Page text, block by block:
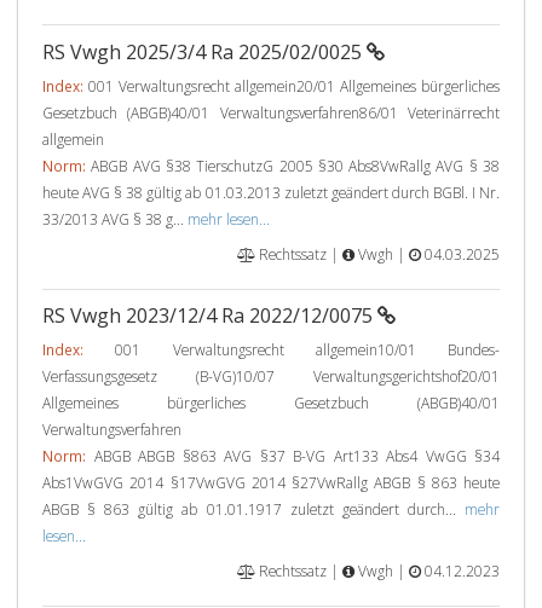
RS Vwgh 2025/3/4 Ra 2025/02/0025
Index: 001 Verwaltungsrecht allgemein20/01 Allgemeines bürgerliches
Gesetzbuch (ABGB)40/01 Verwaltungsverfahren86/01 Veterinärrecht
allgemein
Norm: ABGB AVG §38 TierschutzG 2005 §30 Abs8VwRallg AVG § 38
heute AVG § 38 gültig ab 01.03.2013 zuletzt geändert durch BGBl. I Nr.
33/2013 AVG § 38 g... mehr lesen...
Rechtssatz |
Vwgh | 04.03.2025
RS Vwgh 2023/12/4 Ra 2022/12/0075
Index: 001 Verwaltungsrecht allgemein10/01 Bundes-
Verfassungsgesetz (B-VG)10/07 Verwaltungsgerichtshof20/01
Allgemeines bürgerliches Gesetzbuch (ABGB)40/01
Verwaltungsverfahren
Norm: ABGB ABGB §863 AVG §37 B-VG Art133 Abs4 VwGG §34
Abs1VwGVG 2014 §17VwGVG 2014 §27VwRallg ABGB § 863 heute
ABGB § 863 gültig ab 01.01.1917 zuletzt geändert durch... mehr
lesen...
Rechtssatz |
Vwgh | 04.12.2023